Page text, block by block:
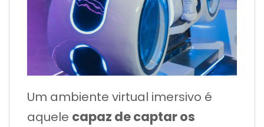
Um ambiente virtual imersivo é
aquele capaz de captar os